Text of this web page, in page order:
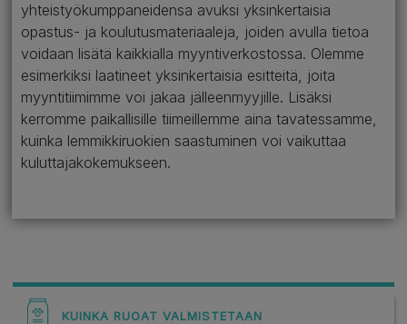
yhteistyökumppaneidensa avuksi yksinkertaisia
opastus- ja koulutusmateriaaleja, joiden avulla tietoa
voidaan lisätä kaikkialla myyntiverkostossa. Olemme
esimerkiksi laatineet yksinkertaisia esitteitä, joita
myyntitiimimme voi jakaa jälleenmyyjille. Lisäksi
kerromme paikallisille tiimeillemme aina tavatessamme,
kuinka lemmikkiruokien saastuminen voi vaikuttaa
kuluttajakokemukseen.
KUINKA RUOAT VALMISTETAAN